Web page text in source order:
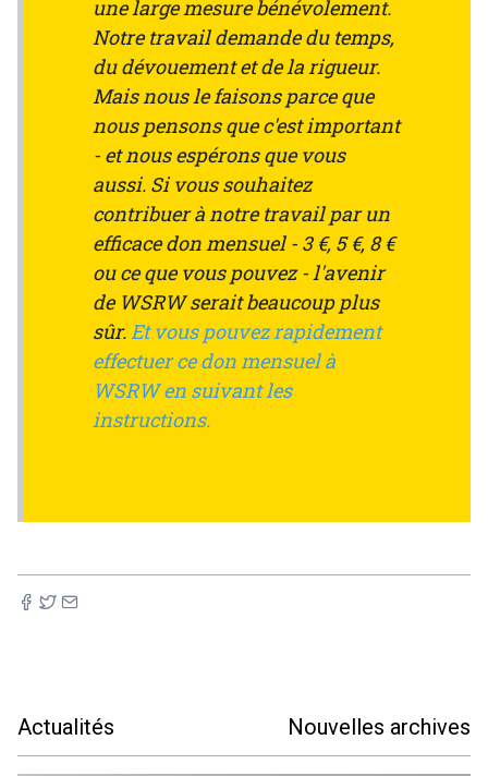
une large mesure bénévolement.
Notre travail demande du temps,
du dévouement et de la rigueur.
Mais nous le faisons parce que
nous pensons que c'est important
- et nous espérons que vous
aussi. Si vous souhaitez
contribuer à notre travail par un
efficace don mensuel - 3 €, 5 €, 8 €
ou ce que vous pouvez - l'avenir
de WSRW serait beaucoup plus
sûr.Et vous pouvez rapidement
effectuer ce don mensuel à
WSRW en suivant les
instructions.
Actualités Nouvelles archives